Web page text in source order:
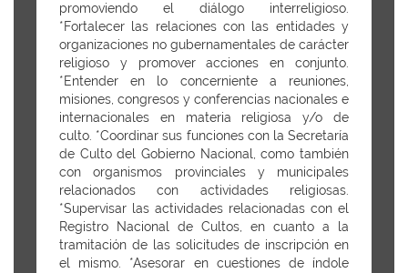
promoviendo el diálogo interreligioso.
*Fortalecer las relaciones con las entidades y
organizaciones no gubernamentales de carácter
religioso y promover acciones en conjunto.
*Entender en lo concerniente a reuniones,
misiones, congresos y conferencias nacionales e
internacionales en materia religiosa y/o de
culto. *Coordinar sus funciones con la Secretaría
de Culto del Gobierno Nacional, como también
con organismos provinciales y municipales
relacionados con actividades religiosas.
*Supervisar las actividades relacionadas con el
Registro Nacional de Cultos, en cuanto a la
tramitación de las solicitudes de inscripción en
el mismo. *Asesorar en cuestiones de índole